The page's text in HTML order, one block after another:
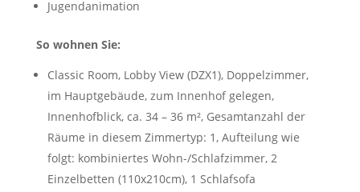
Jugendanimation
So wohnen Sie:
Classic Room, Lobby View (DZX1), Doppelzimmer,
im Hauptgebäude, zum Innenhof gelegen,
Innenhofblick, ca. 34 – 36 m², Gesamtanzahl der
Räume in diesem Zimmertyp: 1, Aufteilung wie
folgt: kombiniertes Wohn-/Schlafzimmer, 2
Einzelbetten (110x210cm), 1 Schlafsofa